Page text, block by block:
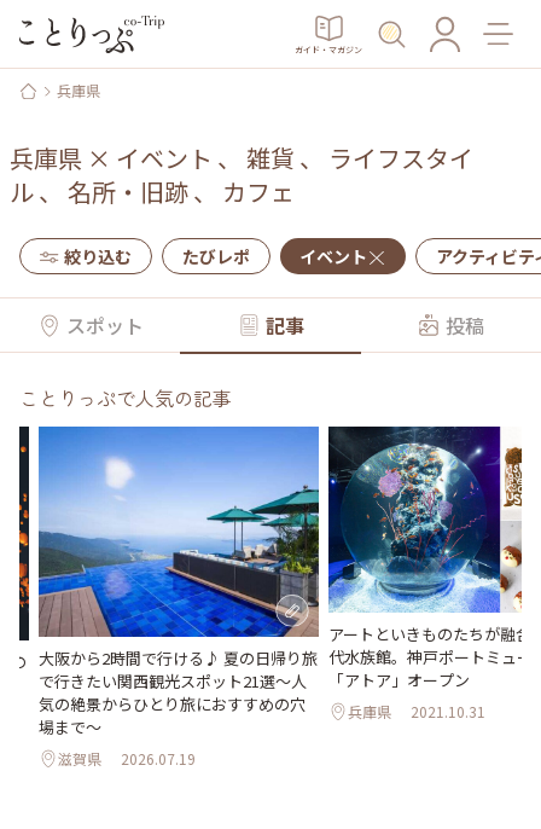
ガイド・マガジン
兵庫県
兵庫県 × イベント 、 雑貨 、 ライフスタイ
ル、 名所・旧跡、 カフェ
絞り込む たびレポ イベント アクティビテ
スポット 記事 投稿
ことりっぷで人気の記事
の 大阪から2時間で行ける♪ 夏の日帰り旅
で行きたい関西観光スポット21選～人
気の絶景からひとり旅におすすめの穴
場まで～
滋賀県 2026.07.19
アートといきものたちが融合
代水族館。神戸ポートミュー
「アトア」オープン
兵庫県 2021.10.31